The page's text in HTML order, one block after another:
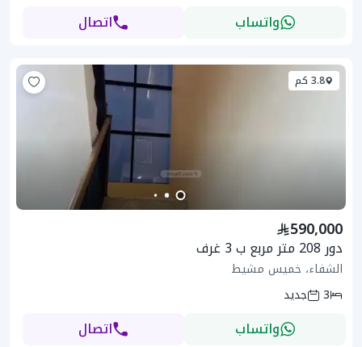
واتساب اتصال
3.8 كم
590,000
دور 208 متر مربع ب 3 غرف
الشفاء، خميس مشيط
3
جديد
واتساب اتصال